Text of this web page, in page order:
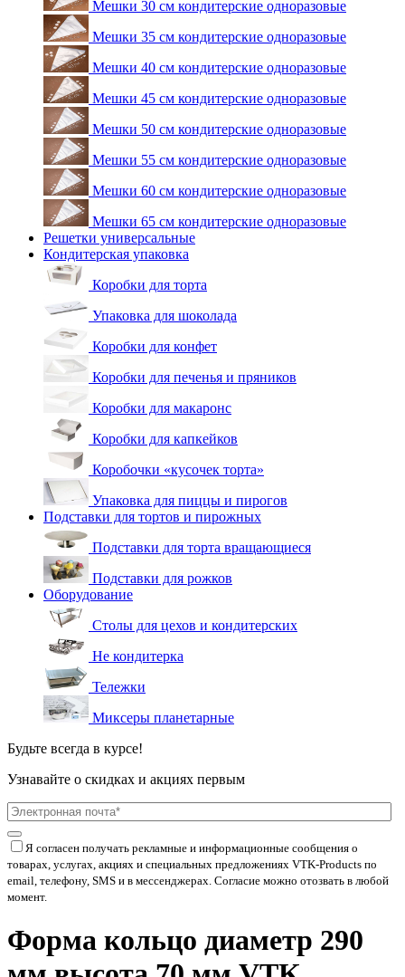
Мешки 30 см кондитерские одноразовые
Мешки 35 см кондитерские одноразовые
Мешки 40 см кондитерские одноразовые
Мешки 45 см кондитерские одноразовые
Мешки 50 см кондитерские одноразовые
Мешки 55 см кондитерские одноразовые
Мешки 60 см кондитерские одноразовые
Мешки 65 см кондитерские одноразовые
Решетки универсальные
Кондитерская упаковка
Коробки для торта
Упаковка для шоколада
Коробки для конфет
Коробки для печенья и пряников
Коробки для макаронс
Коробки для капкейков
Коробочки «кусочек торта»
Упаковка для пиццы и пирогов
Подставки для тортов и пирожных
Подставки для торта вращающиеся
Подставки для рожков
Оборудование
Столы для цехов и кондитерских
Не кондитерка
Тележки
Миксеры планетарные
Будьте всегда в курсе!
Узнавайте о скидках и акциях первым
Я согласен получать рекламные и информационные сообщения о
товарах, услугах, акциях и специальных предложениях VTK-Products по
email, телефону, SMS и в мессенджерах. Согласие можно отозвать в любой
момент.
Форма кольцо диаметр 290